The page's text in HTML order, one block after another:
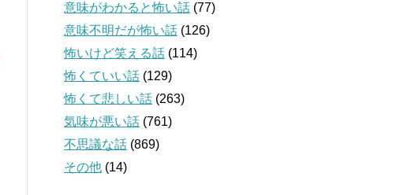
意味がわかると怖い話 (77)
意味不明だが怖い話 (126)
怖いけど笑える話 (114)
怖くていい話 (129)
怖くて悲しい話 (263)
気味が悪い話 (761)
不思議な話 (869)
その他 (14)